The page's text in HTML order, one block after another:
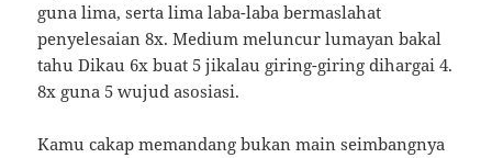
guna lima, serta lima laba-laba bermaslahat
penyelesaian 8x. Medium meluncur lumayan bakal
tahu Dikau 6x buat 5 jikalau giring-giring dihargai 4.
8x guna 5 wujud asosiasi.
Kamu cakap memandang bukan main seimbangnya